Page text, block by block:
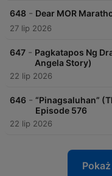
648 - Dear MOR
27 lip 2026
647 - Pagkatapos Ng
Angela Story)
22 lip 2026
646 - “Pinagsaluhan”
Episode 576
22 lip 2026